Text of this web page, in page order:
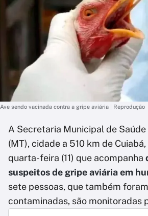
Ave sendo vacinada contra a gripe aviária | Reprodução
A Secretaria Municipal de Saúde
(MT), cidade a 510 km de
quarta-feira (11) que acompanha
suspeitos de gripe aviária em
sete pessoas, que também
contaminadas, são monitoradas